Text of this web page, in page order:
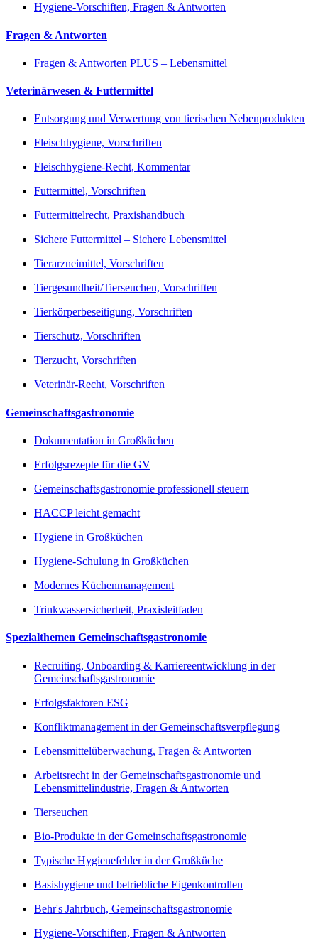
Hygiene-Vorschiften, Fragen & Antworten
Fragen & Antworten
Fragen & Antworten PLUS – Lebensmittel
Veterinärwesen & Futtermittel
Entsorgung und Verwertung von tierischen Nebenprodukten
Fleischhygiene, Vorschriften
Fleischhygiene-Recht, Kommentar
Futtermittel, Vorschriften
Futtermittelrecht, Praxishandbuch
Sichere Futtermittel – Sichere Lebensmittel
Tierarzneimittel, Vorschriften
Tiergesundheit/Tierseuchen, Vorschriften
Tierkörperbeseitigung, Vorschriften
Tierschutz, Vorschriften
Tierzucht, Vorschriften
Veterinär-Recht, Vorschriften
Gemeinschaftsgastronomie
Dokumentation in Großküchen
Erfolgsrezepte für die GV
Gemeinschaftsgastronomie professionell steuern
HACCP leicht gemacht
Hygiene in Großküchen
Hygiene-Schulung in Großküchen
Modernes Küchenmanagement
Trinkwassersicherheit, Praxisleitfaden
Spezialthemen Gemeinschaftsgastronomie
Recruiting, Onboarding & Karriereentwicklung in der
Gemeinschaftsgastronomie
Erfolgsfaktoren ESG
Konfliktmanagement in der Gemeinschaftsverpflegung
Lebensmittelüberwachung, Fragen & Antworten
Arbeitsrecht in der Gemeinschaftsgastronomie und
Lebensmittelindustrie, Fragen & Antworten
Tierseuchen
Bio-Produkte in der Gemeinschaftsgastronomie
Typische Hygienefehler in der Großküche
Basishygiene und betriebliche Eigenkontrollen
Behr's Jahrbuch, Gemeinschaftsgastronomie
Hygiene-Vorschiften, Fragen & Antworten